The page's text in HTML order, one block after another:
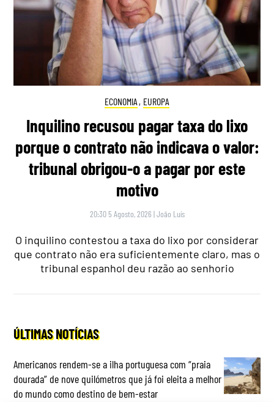
ECONOMIA , EUROPA
Inquilino recusou pagar taxa do lixo
porque o contrato não indicava o valor:
tribunal obrigou-o a pagar por este
motivo
20:30 5 Agosto, 2026 |João Luís
O inquilino contestou a taxa do lixo por considerar
que contrato não era suficientemente claro, mas o
tribunal espanhol deu razão ao senhorio
ÚLTIMAS NOTÍCIAS
Americanos rendem-se a ilha portuguesa com “praia
dourada” de nove quilómetros que já foi eleita a melhor
do mundo como destino de bem-estar